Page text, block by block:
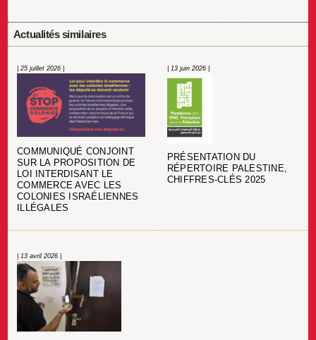
Actualités similaires
| 25 juillet 2026 |
COMMUNIQUÉ CONJOINT
SUR LA PROPOSITION DE
LOI INTERDISANT LE
COMMERCE AVEC LES
COLONIES ISRAÉLIENNES
ILLÉGALES
| 13 juin 2026 |
PRÉSENTATION DU
RÉPERTOIRE PALESTINE,
CHIFFRES-CLÉS 2025
| 13 avril 2026 |